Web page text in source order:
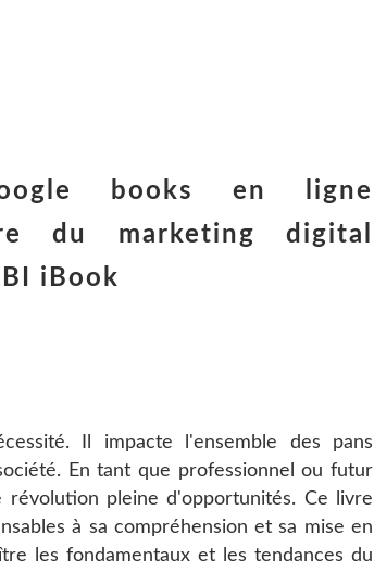
books en ligne
du marketing digital
iBook
Il impacte l'ensemble des pans
En tant que professionnel ou futur
pleine d'opportunités. Ce livre
à sa compréhension et sa mise en
les fondamentaux et les tendances du